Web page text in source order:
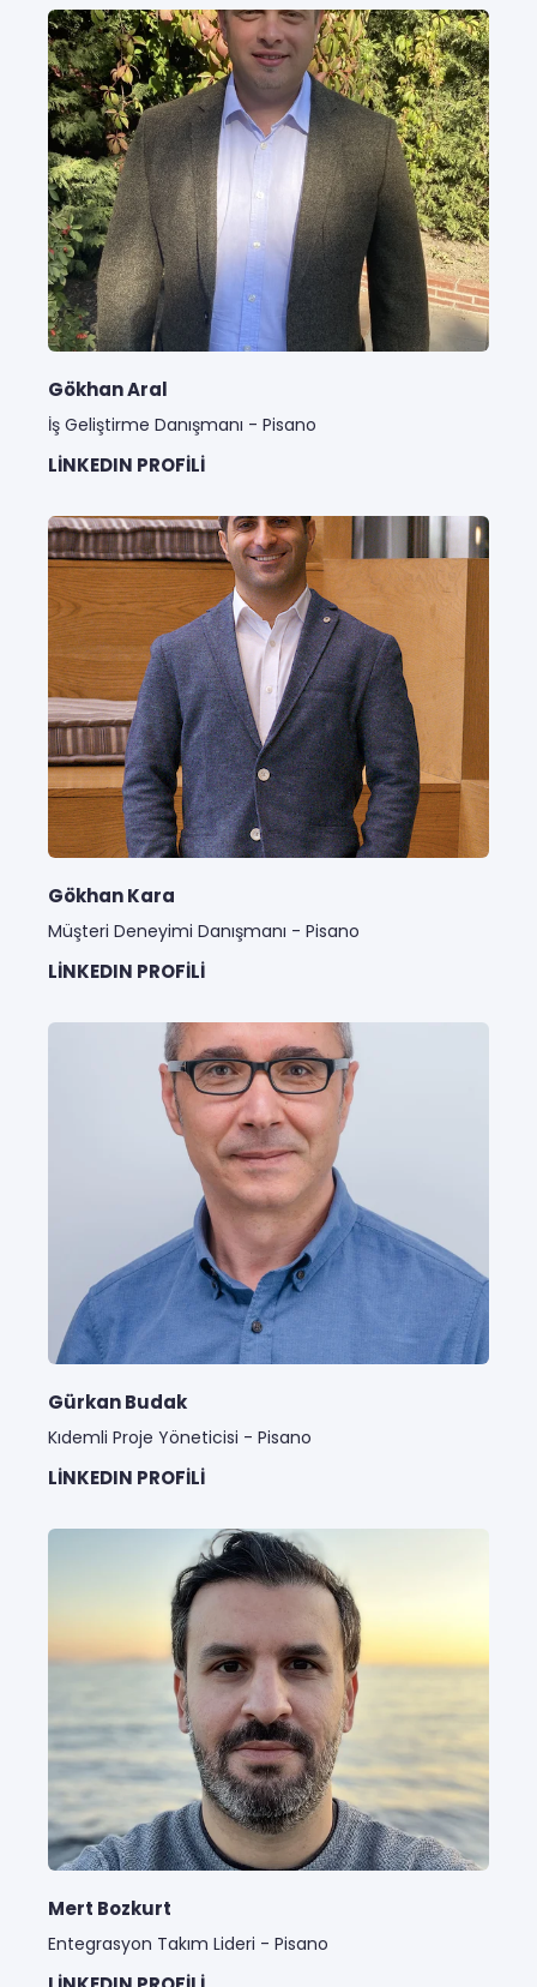
Gökhan Aral
İş Geliştirme Danışmanı - Pisano
LINKEDIN PROFILI
Gökhan Kara
Müşteri Deneyimi Danışmanı - Pisano
LINKEDIN PROFILI
Gürkan Budak
Kıdemli Proje Yöneticisi - Pisano
LINKEDIN PROFILI
Mert Bozkurt
Entegrasyon Takım Lideri - Pisano